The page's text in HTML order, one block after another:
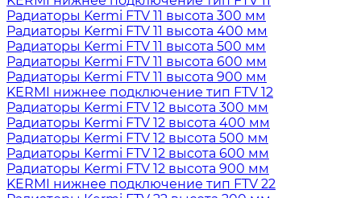
Радиаторы Kermi FTV 11 высота 300 мм
Радиаторы Kermi FTV 11 высота 400 мм
Радиаторы Kermi FTV 11 высота 500 мм
Радиаторы Kermi FTV 11 высота 600 мм
Радиаторы Kermi FTV 11 высота 900 мм
KERMI нижнее подключение тип FTV 12
Радиаторы Kermi FTV 12 высота 300 мм
Радиаторы Kermi FTV 12 высота 400 мм
Радиаторы Kermi FTV 12 высота 500 мм
Радиаторы Kermi FTV 12 высота 600 мм
Радиаторы Kermi FTV 12 высота 900 мм
KERMI нижнее подключение тип FTV 22